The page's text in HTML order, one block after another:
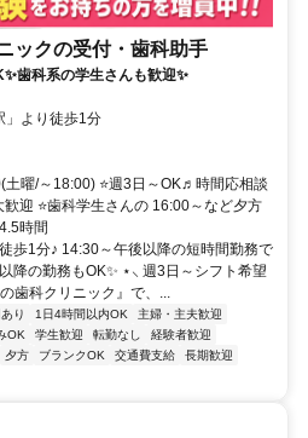
ックの受付・歯科助手
歯科系の学生さんも歓迎✨
」より徒歩1分
曜/～18:00) ⭐週3日～OK♬時間応相談
迎 ⭐歯科学生さんの 16:00～など夕方
時間
歩1分♪ 14:30～午後以降の短時間勤務で
降の勤務もOK✨ ⋆⸜ 週3日～シフト希望
歯科クリニック』で、...
り 1日4時間以内OK
主婦・主夫歓迎
OK 学生歓迎 転勤なし
経験者歓迎
夕方 ブランクOK 交通費支給
長期歓迎